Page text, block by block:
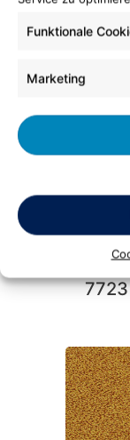
Funktionale
Marketing